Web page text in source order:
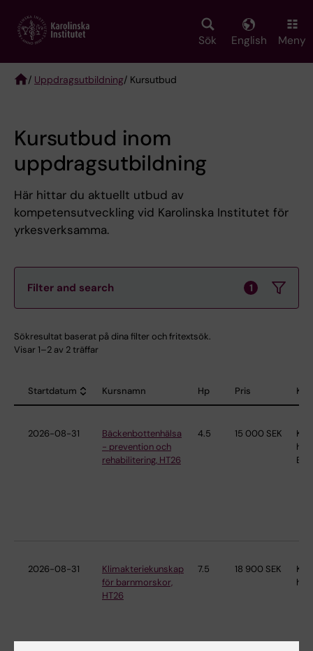
main
Sök English Meny
/ Uppdragsutbildning/ Kursutbud
Kursutbud inom
uppdragsutbildning
Här hittar du aktuellt utbud av
kompetensutveckling vid Karolinska Institutet för
yrkesverksamma.
Filter and search 1
Sökresultat baserat på dina filter och fritextsök.
Visar 1–2 av 2 träffar
Startdatum Sort descending
Kursnamn Hp Pris
2026-08-31
Bäckenbottenhälsa
- prevention och
rehabilitering, HT26
4.5 15 000 SEK
2026-08-31
Klimakteriekunskap
för barnmorskor,
HT26
7.5 18 900 SEK